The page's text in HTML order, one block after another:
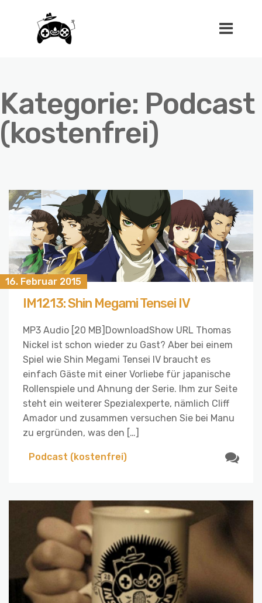
Kategorie: Podcast
(kostenfrei)
16. Februar 2015
IM1213: Shin Megami Tensei IV
MP3 Audio [20 MB]DownloadShow URL Thomas
Nickel ist schon wieder zu Gast? Aber bei einem
Spiel wie Shin Megami Tensei IV braucht es
einfach Gäste mit einer Vorliebe für japanische
Rollenspiele und Ahnung der Serie. Ihm zur Seite
steht ein weiterer Spezialexperte, nämlich Cliff
Amador und zusammen versuchen Sie bei Manu
zu ergründen, was den […]
Podcast (kostenfrei)